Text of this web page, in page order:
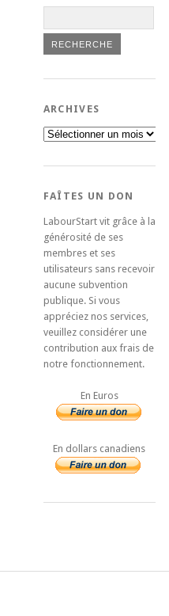
ARCHIVES
Archives
FAÎTES UN DON
LabourStart vit grâce à la
générosité de ses
membres et ses
utilisateurs sans recevoir
aucune subvention
publique. Si vous
appréciez nos services,
veuillez considérer une
contribution aux frais de
notre fonctionnement.
En Euros
En dollars canadiens